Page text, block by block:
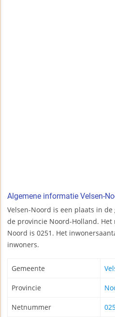
Algemene informatie Velsen-
Velsen-Noord is een plaats in
de provincie Noord-Holland. Het
Noord is 0251. Het
inwoners.
Gemeente
Provincie
Netnummer